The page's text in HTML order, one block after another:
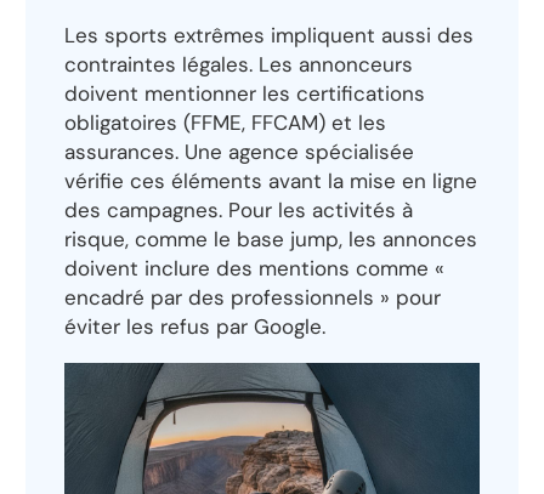
Les sports extrêmes impliquent aussi des
contraintes légales. Les annonceurs
doivent mentionner les certifications
obligatoires (FFME, FFCAM) et les
assurances. Une agence spécialisée
vérifie ces éléments avant la mise en ligne
des campagnes. Pour les activités à
risque, comme le base jump, les annonces
doivent inclure des mentions comme «
encadré par des professionnels » pour
éviter les refus par Google.